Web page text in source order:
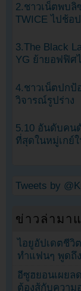
2.ชาวเน็ตพบลิ
TWICE ไปช้อ
3.The Black
YG ย้ายอฟฟิศ
4.ชาวเน็ตปกป้
วิจารณ์รูปร่าง
5.10 อันดับคน
ที่สุดในหมู่เกย์
Tweets by
ข่าวล่ามา
ไอยูอัปเดตชีวิ
ทำแฟนๆ พูดถึง
อีซูฮยอนเผยล
ต้องสู้กับความ